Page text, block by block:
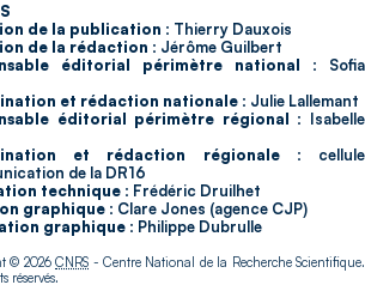
de la publication : Thierry Dauxois
de la rédaction : Jérôme Guilbert
éditorial périmètre national : Sofia
et rédaction nationale : Julie Lallemant
éditorial périmètre régional : Isabelle
et rédaction régionale : cellule
de la DR16
technique : Frédéric Druilhet
graphique : Clare Jones (agence CJP)
graphique : Philippe Dubrulle
© 2026CNRS - Centre National de la Recherche Scientifique.
réservés.